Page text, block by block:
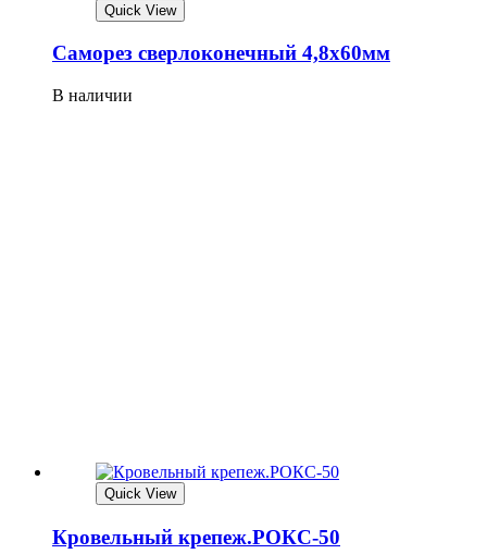
Quick View
Саморез сверлоконечный 4,8х60мм
В наличии
Quick View
Кровельный крепеж.РОКС-50